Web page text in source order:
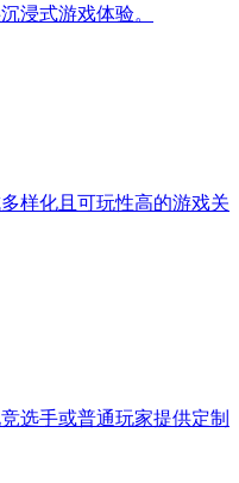
浸式游戏体验。
样化且可玩性高的游戏关
选手或普通玩家提供定制